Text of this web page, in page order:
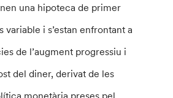
una hipoteca de primer
variable i s’estan enfrontant a
de l’augment progressiu i
del diner, derivat de les
monetària preses pel